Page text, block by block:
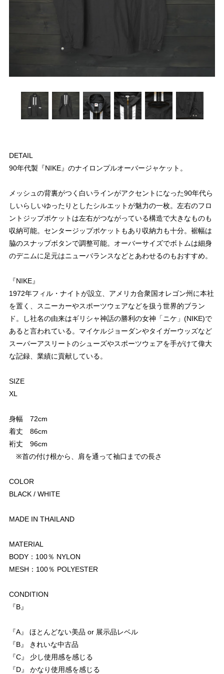
DETAIL
90年代製『NIKE』のナイロンプルオーバージャケット。
メッシュの背裏がつく白いラインがアクセントになった90年代ら
しいらしいゆったりとしたシルエットが魅力の一枚。左右のフロ
ントジップポケットは左右がつながっている構造で大きなものも
収納可能。センタージップポケットもあり収納力も十分。裾幅は
脇のスナップボタンで調整可能。オーバーサイズでボトムは細身
のデニムに足元はニューバランスなどとあわせるのもおすすめ。
『NIKE』
1972年フィル・ナイトが設立、アメリカ合衆国オレゴン州に本社
を置く、スニーカーやスポーツウェアなどを扱う世界的ブラン
ド。し社名の由来はギリシャ神話の勝利の女神「ニケ」(NIKE)で
あると言われている。マイケルジョーダンやタイガーウッズなど
スーパーアスリートのシューズやスポーツウェアを手がけて偉大
な記録、業績に貢献している。
SIZE
XL
身幅 72cm
着丈 86cm
裄丈 96cm
※首の付け根から、肩を通って袖口までの長さ
COLOR
BLACK / WHITE
MADE IN THAILAND
MATERIAL
BODY：100％ NYLON
MESH：100％ POLYESTER
CONDITION
『B』
『A』 ほとんどない美品 or 展示品レベル
『B』 きれいな中古品
『C』 少し使用感を感じる
『D』 かなり使用感を感じる